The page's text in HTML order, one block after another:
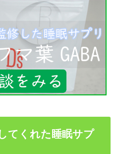
てくれた睡眠サプ